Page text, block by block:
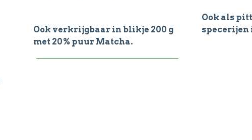
Ook verkrijgbaar in blikje 200 g
met 20% puur Matcha.
Ook als